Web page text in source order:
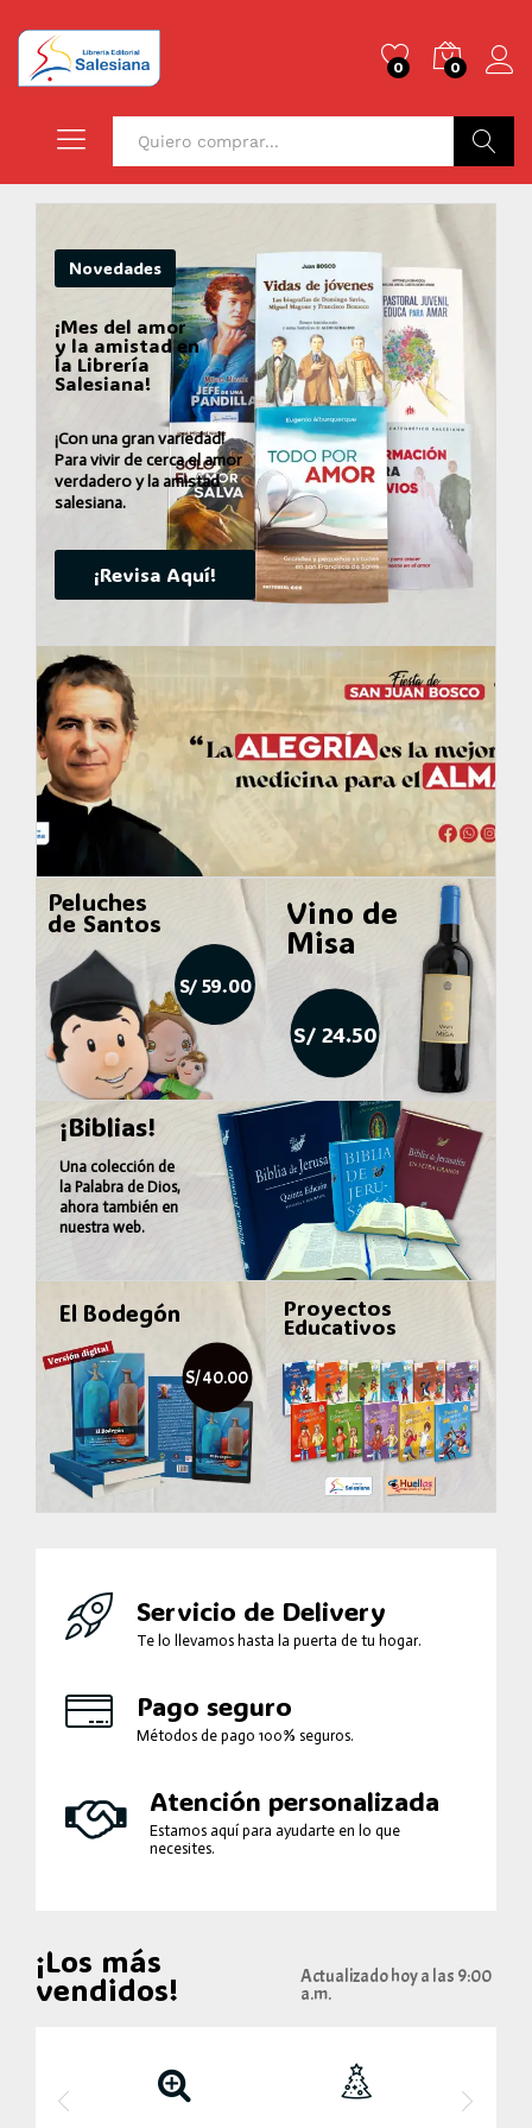
0 0
Novedades
¡Mes del amor
y la amistad en
la Librería
Salesiana!
¡Con una gran variedad!
Para vivir de cerca el amor
verdadero y la amistad
salesiana.
¡Revisa Aquí!
Peluches
de Santos
S/ 59.00
Vino de
Misa
S/ 24.50
¡Biblias!
Una colección de
la Palabra de Dios,
ahora también en
nuestra web.
El Bodegón
S/ 40.00
Proyectos
Educativos
Servicio de Delivery
Te lo llevamos hasta la puerta de tu hogar.
Pago seguro
Métodos de pago 100% seguros.
Atención personalizada
Estamos aquí para ayudarte en lo que
necesites.
¡Los más
vendidos! Actualizado hoy a las 9:00
a.m.